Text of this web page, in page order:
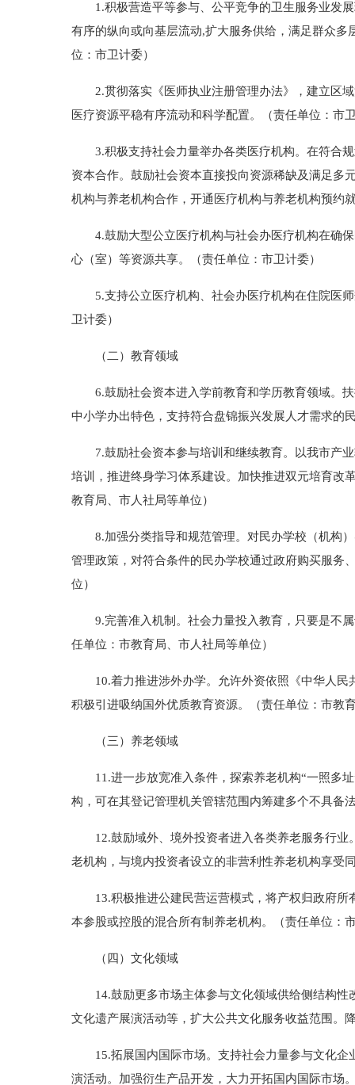
1.积极营造平等参与、公平竞争的卫生服务业发展
有序的纵向或向基层流动,扩大服务供给，满足群众
位：市卫计委）
2.贯彻落实《医师执业注册管理办法》，建立区域
医疗资源平稳有序流动和科学配置。（责任单位：市
3.积极支持社会力量举办各类医疗机构。在符合规
资本合作。鼓励社会资本直接投向资源稀缺及满足多
机构与养老机构合作，开通医疗机构与养老机构预约
4.鼓励大型公立医疗机构与社会办医疗机构在确保
心（室）等资源共享。（责任单位：市卫计委）
5.支持公立医疗机构、社会办医疗机构在住院医师
卫计委）
（二）教育领域
6.鼓励社会资本进入学前教育和学历教育领域。扶
中小学办出特色，支持符合盘锦振兴发展人才需求的
7.鼓励社会资本参与培训和继续教育。以我市产业
培训，推进终身学习体系建设。加快推进双元培育改
教育局、市人社局等单位）
8.加强分类指导和规范管理。对民办学校（机构）
管理政策，对符合条件的民办学校通过政府购买服务
位）
9.完善准入机制。社会力量投入教育，只要是不属
任单位：市教育局、市人社局等单位）
10.着力推进涉外办学。允许外资依照《中华人民
积极引进吸纳国外优质教育资源。（责任单位：市教
（三）养老领域
11.进一步放宽准入条件，探索养老机构“一照多址
构，可在其登记管理机关管辖范围内筹建多个不具备
12.鼓励域外、境外投资者进入各类养老服务行业
老机构，与境内投资者设立的非营利性养老机构享受
13.积极推进公建民营运营模式，将产权归政府所
本参股或控股的混合所有制养老机构。（责任单位：
（四）文化领域
14.鼓励更多市场主体参与文化领域供给侧结构性
文化遗产展演活动等，扩大公共文化服务收益范围。
15.拓展国内国际市场。支持社会力量参与文化企
演活动。加强衍生产品开发，大力开拓国内国际市场